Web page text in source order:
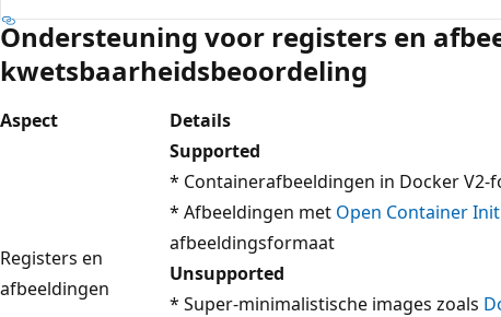
Ondersteuning voor registers en
kwetsbaarheidsbeoordeling
Aspect Details
Registers en
afbeeldingen
Supported
* Containerafbeeldingen in Docker V2-
* Afbeeldingen met Open Container
afbeeldingsformaat
Unsupported
* Super-minimalistische images zoals